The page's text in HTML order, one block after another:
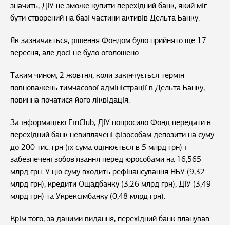
значить, ДІУ не зможе купити перехідний банк, який міг
бути створений на базі частини активів Дельта Банку.
Як зазначається, рішення Фондом було прийнято ще 17
вересня, але досі не було оголошено.
Таким чином, 2 жовтня, коли закінчується термін
повноважень тимчасової адміністрації в Дельта Банку,
повинна початися його ліквідація.
За інформацією FinClub, ДІУ попросило Фонд передати в
перехідний банк невиплачені фізособам депозити на суму
до 200 тис. грн (їх сума оцінюється в 5 млрд грн) і
забезпечені зобов'язання перед юрособами на 16,565
млрд грн. У цю суму входить рефінансування НБУ (9,32
млрд грн), кредити Ощадбанку (3,26 млрд грн), ДІУ (3,49
млрд грн) та Укрексімбанку (0,48 млрд грн).
Крім того, за даними видання, перехідний банк планував